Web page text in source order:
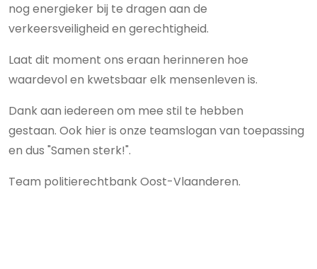
nog energieker bij te dragen aan de
verkeersveiligheid en gerechtigheid.
Laat dit moment ons eraan herinneren hoe
waardevol en kwetsbaar elk mensenleven is.
Dank aan iedereen om mee stil te hebben
gestaan. Ook hier is onze teamslogan van toepassing
en dus "Samen sterk!".
Team politierechtbank Oost-Vlaanderen.